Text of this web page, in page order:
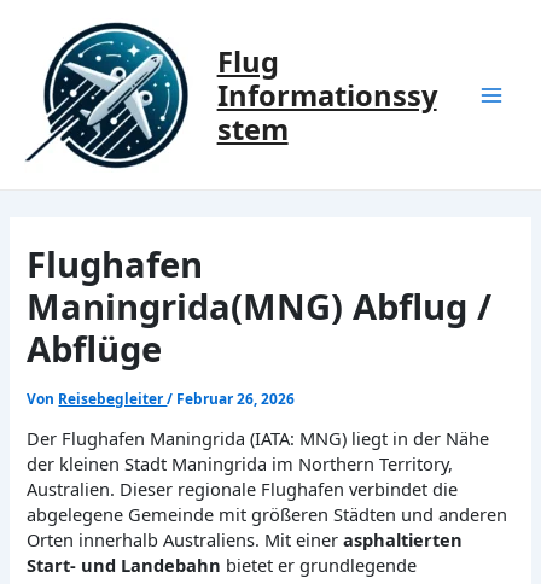
springen
Flug
Informationssy
stem
Flughafen
Maningrida(MNG) Abflug /
Abflüge
Von Reisebegleiter/ Februar 26, 2026
Der Flughafen Maningrida (IATA: MNG) liegt in der Nähe
der kleinen Stadt Maningrida im Northern Territory,
Australien. Dieser regionale Flughafen verbindet die
abgelegene Gemeinde mit größeren Städten und anderen
Orten innerhalb Australiens. Mit einerasphaltierten
Start- und Landebahn bietet er grundlegende